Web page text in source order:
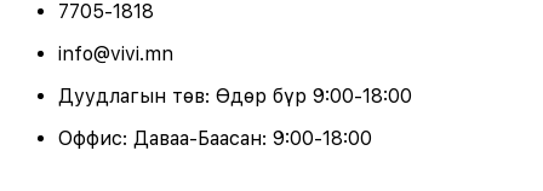
7705-1818
info@vivi.mn
Дуудлагын төв: Өдөр бүр 9:00-18:00
Оффис: Даваа-Баасан: 9:00-18:00